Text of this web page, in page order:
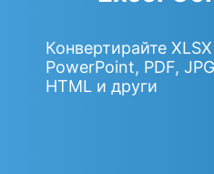
Конвертирайте
PowerPoint, PDF,
HTML и други